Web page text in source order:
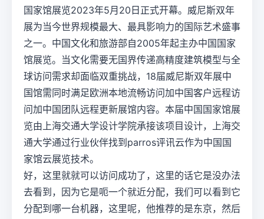
国家馆展览2023年5月20日正式开幕。威尼斯双年
展为当今世界规模最大、最具影响力的国际艺术盛事
之一。中国文化和旅游部自2005年起主办中国国家
馆展览。当文化需要无国界传递高精度建筑模型与全
球访问需求却面临双重挑战，18届威尼斯双年展中
国馆需同时满足欧洲本地流畅访问加中国客户远程访
问加中国团队远程更新展馆内容。本届中国国家馆展
览由上海交通大学设计学院承接该项目设计，上海交
通大学通过行业伙伴找到parros评讯云作为中国国
家馆云展览技术。
好，这里就就可以访问成功了，这里的话它是没办法
去看到，因为它是呃一个就近分配，我们可以看到它
分配到哪一台机器，这里呢，他推荐的是东京，然后